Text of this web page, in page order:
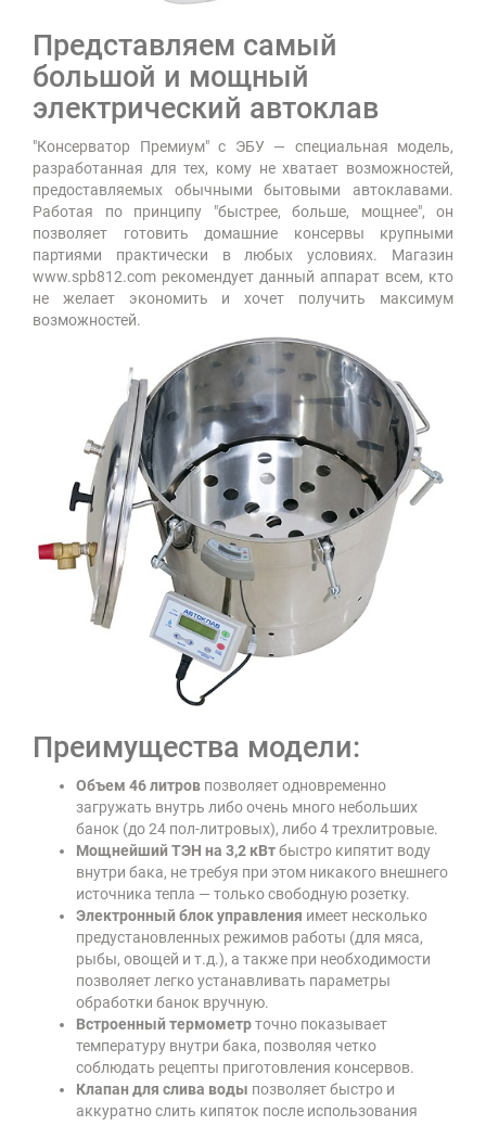
Представляем самый
большой и мощный
электрический автоклав
"Консерватор Премиум" с ЭБУ — специальная модель,
разработанная для тех, кому не хватает возможностей,
предоставляемых обычными бытовыми автоклавами.
Работая по принципу "быстрее, больше, мощнее", он
позволяет готовить домашние консервы крупными
партиями практически в любых условиях. Магазин
www.spb812.com рекомендует данный аппарат всем, кто
не желает экономить и хочет получить максимум
возможностей.
Преимущества модели:
Объем 46 литров позволяет одновременно
загружать внутрь либо очень много небольших
банок (до 24 пол-литровых), либо 4 трехлитровые.
Мощнейший ТЭН на 3,2 кВтбыстро кипятит воду
внутри бака, не требуя при этом никакого внешнего
источника тепла — только свободную розетку.
Электронный блок управления имеет несколько
предустановленных режимов работы (для мяса,
рыбы, овощей и т.д.), а также при необходимости
позволяет легко устанавливать параметры
обработки банок вручную.
Встроенный термометрточно показывает
температуру внутри бака, позволяя четко
соблюдать рецепты приготовления консервов.
Клапан для слива воды позволяет быстро и
аккуратно слить кипяток после использования